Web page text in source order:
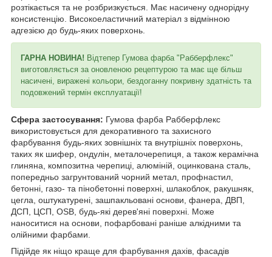
розтікається та не розбризкується. Має насичену однорідну
консистенцію. Високоеластичний матеріал з відмінною
адгезією до будь-яких поверхонь.
ГАРНА НОВИНА! Відтепер Гумова фарба "Рабберфлекс"
виготовляється за оновленою рецептурою та має ще більш
насичені, виражені кольори, бездоганну покривну здатність та
подовжений термін експлуатації!
Сфера застосування: Гумова фарба Рабберфлекс
використовується для декоративного та захисного
фарбування будь-яких зовнішніх та внутрішніх поверхонь,
таких як шифер, ондулін, металочерепиця, а також керамічна
глиняна, композитна черепиці, алюміній, оцинкована сталь,
попередньо загрунтований чорний метал, профнастил,
бетонні, газо- та пінобетонні поверхні, шлакоблок, ракушняк,
цегла, оштукатурені, зашпакльовані основи, фанера, ДВП,
ДСП, ЦСП, OSB, будь-які дерев'яні поверхні. Може
наноситися на основи, пофарбовані раніше алкідними та
олійними фарбами.
Підійде як ніщо краще для фарбування дахів, фасадів